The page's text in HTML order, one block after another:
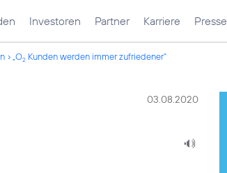
Investoren Partner Karriere Presse
„O2 Kunden werden immer zufriedener“
03.08.2020